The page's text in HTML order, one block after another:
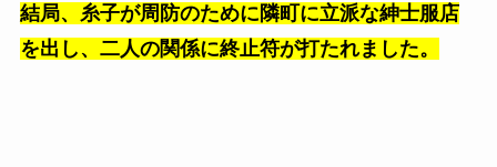
結局、糸子が周防のために隣町に立派な紳士服店
を出し、二人の関係に終止符が打たれました。